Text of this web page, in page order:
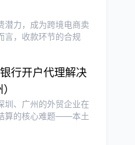
潜力，成为跨境电商卖
言，收款环节的合规
行开户代理解决
圳、广州的外贸企业在
算的核心难题——本土